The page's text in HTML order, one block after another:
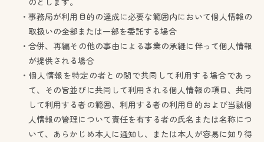
・事務局が利用目的の達成に必要な範囲内において個人情報の
取扱いの全部または一部を委託する場合
・合併、再編その他の事由による事業の承継に伴って個人情報
が提供される場合
・個人情報を特定の者との間で共同して利用する場合であっ
て、その旨並びに共同して利用される個人情報の項目、共同
して利用する者の範囲、利用する者の利用目的および当該個
人情報の管理について責任を有する者の氏名または名称につ
いて、あらかじめ本人に通知し、または本人が容易に知り得